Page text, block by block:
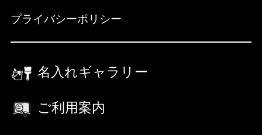
プライバシーポリシー
名入れギャラリー
ご利用案内